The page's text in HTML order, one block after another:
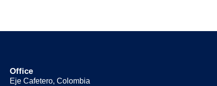
Office
Eje Cafetero, Colombia